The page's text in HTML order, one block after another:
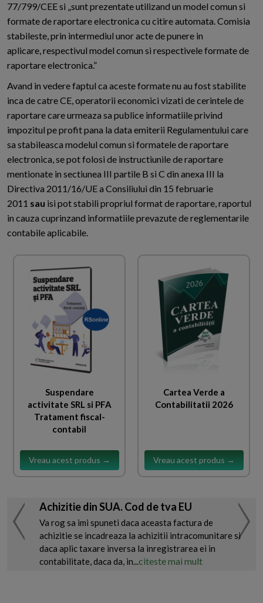
77/799/CEE si „sunt prezentate utilizand un model comun si
formate de raportare electronica cu citire automata. Comisia
stabileste, prin intermediul unor acte de punere in
aplicare, respectivul model comun si respectivele formate de
raportare electronica.”
Avand in vedere faptul ca aceste formate nu au fost stabilite
inca de catre CE, operatorii economici vizati de cerintele de
raportare care urmeaza sa publice informatiile privind
impozitul pe profit pana la data emiterii Regulamentului care
sa stabileasca modelul comun si formatele de raportare
electronica, se pot folosi de instructiunile de raportare
mentionate in sectiunea III partile B si C din anexa III la
Directiva 2011/16/UE a Consiliului din 15 februarie
2011 sau isi pot stabili propriul format de raportare, raportul
in cauza cuprinzand informatiile prevazute de reglementarile
contabile aplicabile.
Suspendare
activitate SRL si PFA
Tratament fiscal-
contabil
Vreau acest produs →
Cartea Verde a
Contabilitatii 2026
Vreau acest produs →
Achizitie din SUA. Cod de tva EU
Va rog sa imi spuneti daca aceasta factura de
achizitie se incadreaza la achizitii intracomunitare si
daca aplic taxare inversa la inregistrarea ei in
contabilitate, daca da, in...citeste mai mult